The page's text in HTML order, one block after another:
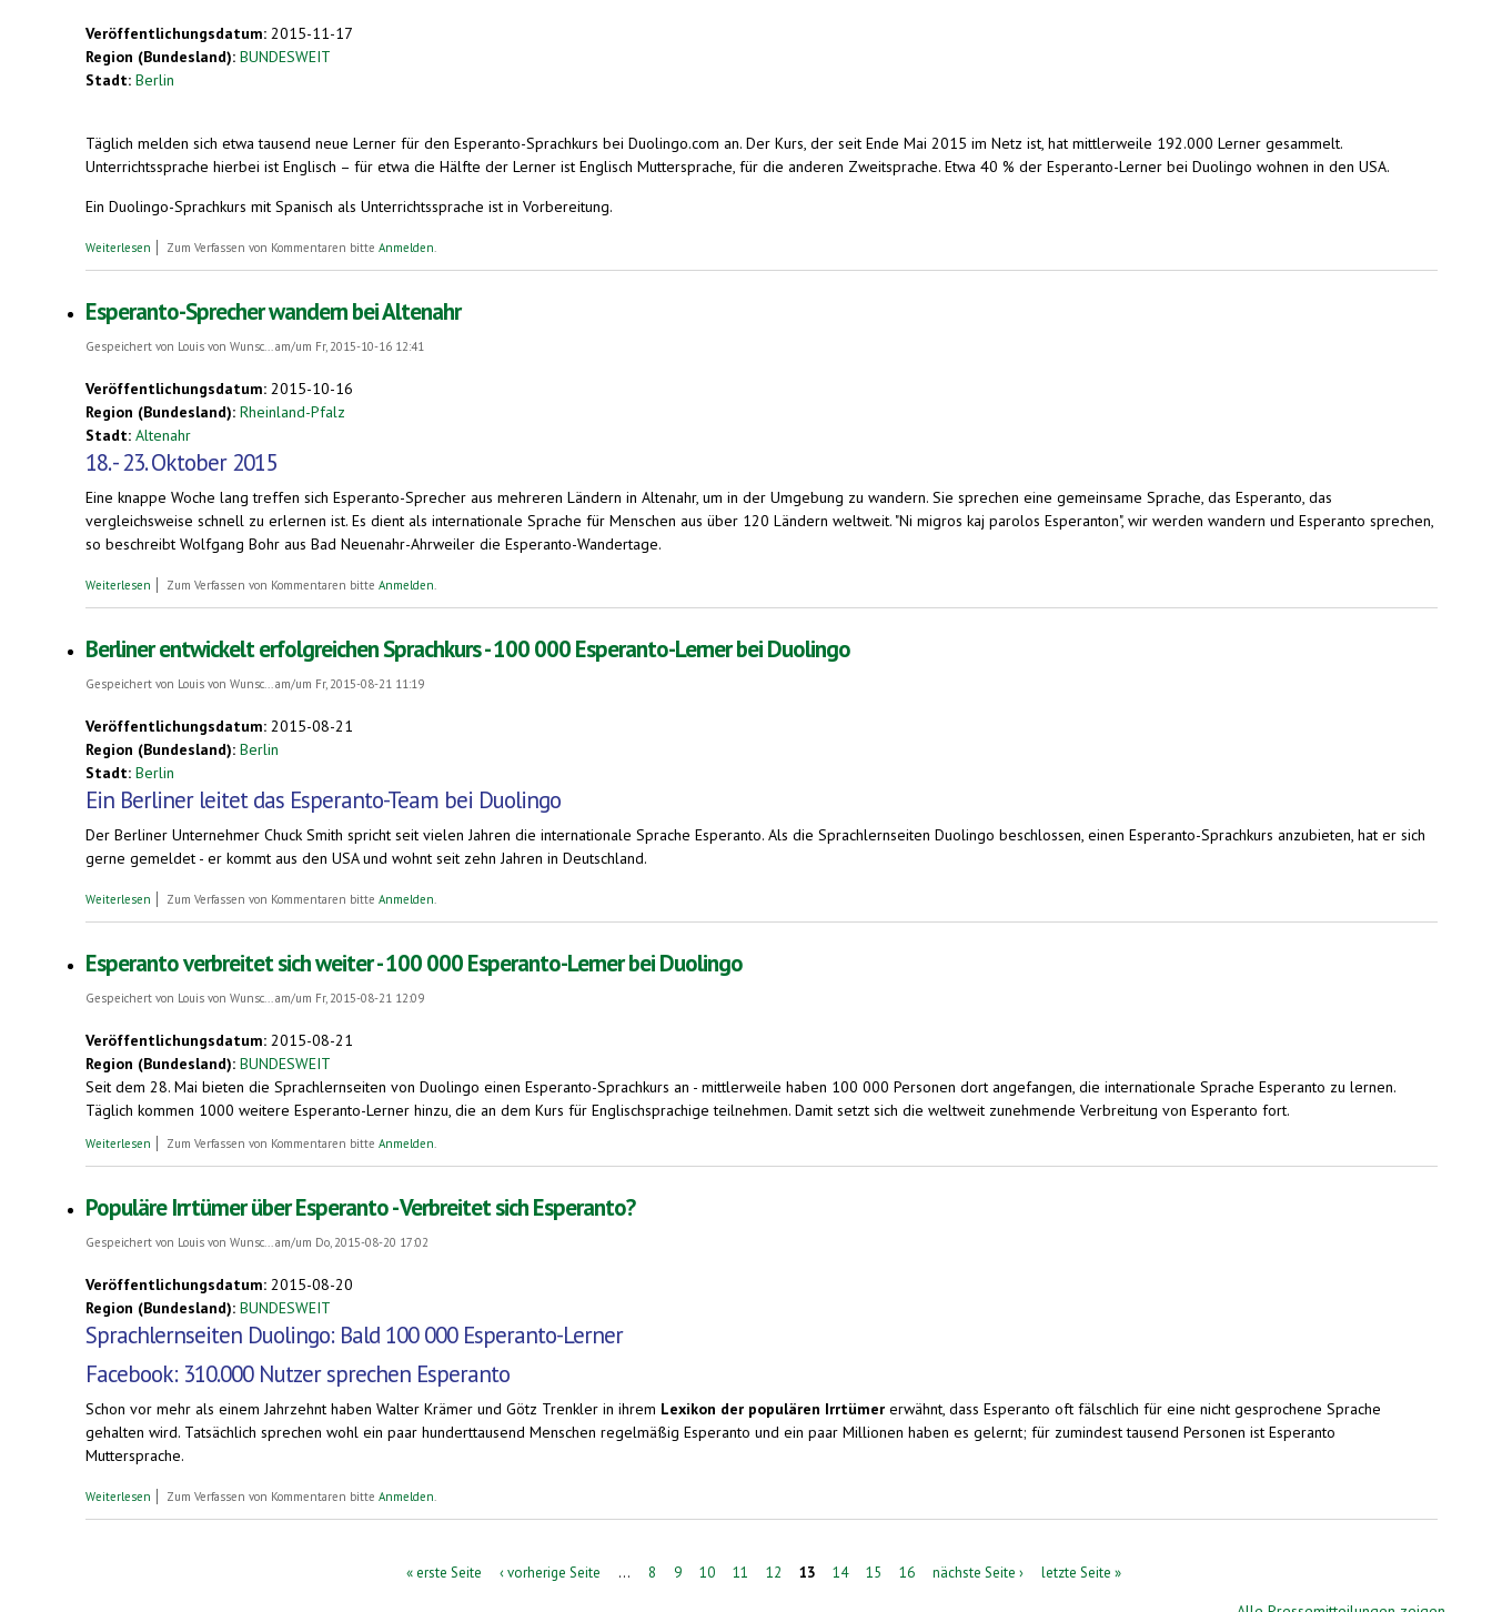
Veröffentlichungsdatum: 2015-11-17
Region (Bundesland): BUNDESWEIT
Stadt: Berlin
Täglich melden sich etwa tausend neue Lerner für den Esperanto-Sprachkurs bei Duolingo.com an. Der Kurs, der seit Ende Mai 2015 im Netz ist, hat mittlerweile 192.000 Lerner gesammelt.
Unterrichtssprache hierbei ist Englisch – für etwa die Hälfte der Lerner ist Englisch Muttersprache, für die anderen Zweitsprache. Etwa 40 % der Esperanto-Lerner bei Duolingo wohnen in den USA.
Ein Duolingo-Sprachkurs mit Spanisch als Unterrichtssprache ist in Vorbereitung.
Weiterlesen über Esperanto-Stand bei der Expolingua Berlin, 20. - 21. November - 192.000 Esperanto-Lerner bei Duolingo.com
Zum Verfassen von Kommentaren bitte Anmelden.
Esperanto-Sprecher wandern bei Altenahr
Gespeichert von Louis von Wunsc...am/um Fr, 2015-10-16 12:41
Veröffentlichungsdatum: 2015-10-16
Region (Bundesland): Rheinland-Pfalz
Stadt: Altenahr
18. - 23. Oktober 2015
Eine knappe Woche lang treffen sich Esperanto-Sprecher aus mehreren Ländern in Altenahr, um in der Umgebung zu wandern. Sie sprechen eine gemeinsame Sprache, das Esperanto, das
vergleichsweise schnell zu erlernen ist. Es dient als internationale Sprache für Menschen aus über 120 Ländern weltweit. "Ni migros kaj parolos Esperanton", wir werden wandern und Esperanto sprechen,
so beschreibt Wolfgang Bohr aus Bad Neuenahr-Ahrweiler die Esperanto-Wandertage.
Weiterlesen über Esperanto-Sprecher wandern bei Altenahr
Zum Verfassen von Kommentaren bitte Anmelden.
Berliner entwickelt erfolgreichen Sprachkurs - 100 000 Esperanto-Lerner bei Duolingo
Gespeichert von Louis von Wunsc...am/um Fr, 2015-08-21 11:19
Veröffentlichungsdatum: 2015-08-21
Region (Bundesland): Berlin
Stadt: Berlin
Ein Berliner leitet das Esperanto-Team bei Duolingo
Der Berliner Unternehmer Chuck Smith spricht seit vielen Jahren die internationale Sprache Esperanto. Als die Sprachlernseiten Duolingo beschlossen, einen Esperanto-Sprachkurs anzubieten, hat er sich
gerne gemeldet - er kommt aus den USA und wohnt seit zehn Jahren in Deutschland.
Weiterlesen über Berliner entwickelt erfolgreichen Sprachkurs - 100 000 Esperanto-Lerner bei Duolingo
Zum Verfassen von Kommentaren bitte Anmelden.
Esperanto verbreitet sich weiter - 100 000 Esperanto-Lerner bei Duolingo
Gespeichert von Louis von Wunsc... am/um Fr, 2015-08-21 12:09
Veröffentlichungsdatum: 2015-08-21
Region (Bundesland): BUNDESWEIT
Seit dem 28. Mai bieten die Sprachlernseiten von Duolingo einen Esperanto-Sprachkurs an - mittlerweile haben 100 000 Personen dort angefangen, die internationale Sprache Esperanto zu lernen.
Täglich kommen 1000 weitere Esperanto-Lerner hinzu, die an dem Kurs für Englischsprachige teilnehmen. Damit setzt sich die weltweit zunehmende Verbreitung von Esperanto fort.
Weiterlesen über Esperanto verbreitet sich weiter - 100 000 Esperanto-Lerner bei Duolingo
Zum Verfassen von Kommentaren bitte Anmelden
Populäre Irrtümer über Esperanto - Verbreitet sich Esperanto?
Gespeichert von Louis von Wunsc... am/um Do, 2015-08-20 17:02
Veröffentlichungsdatum: 2015-08-20
Region (Bundesland): BUNDESWEIT
Sprachlernseiten Duolingo: Bald 100 000 Esperanto-Lerner
Facebook: 310.000 Nutzer sprechen Esperanto
Schon vor mehr als einem Jahrzehnt haben Walter Krämer und Götz Trenkler in ihrem Lexikon der populären Irrtümer erwähnt, dass Esperanto oft fälschlich für eine nicht gesprochene Sprache
gehalten wird. Tatsächlich sprechen wohl ein paar hunderttausend Menschen regelmäßig Esperanto und ein paar Millionen haben es gelernt; für zumindest tausend Personen ist Esperanto
Muttersprache.
Weiterlesen über Populäre Irrtümer über Esperanto - Verbreitet sich Esperanto?
Zum Verfassen von Kommentaren bitte Anmelden
« erste Seite ‹ vorherige Seite … 8 9 10 11 12 13 14 15 16 nächste Seite › letzte Seite »